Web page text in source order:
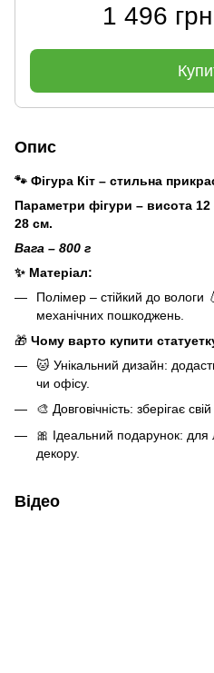
1 496 грн
Опис
🐾 Фігура Кіт – стильна
Параметри фігури – висота
28 см.
Вага – 800 г
✨ Матеріал:
Полімер – стійкий до вологи
механічних пошкоджень.
🎁 Чому варто купити
🐱 Унікальний дизайн:
чи офісу.
🎨 Довговічність: зберігає
🎀 Ідеальний подарунок: для
декору.
Відео